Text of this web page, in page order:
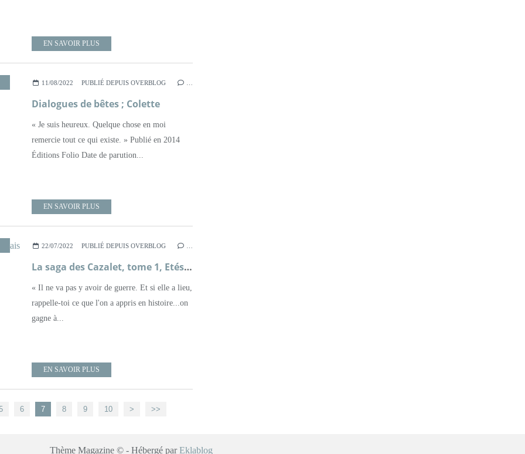
EN SAVOIR PLUS
THÉÂTRE, XXÈME SIÈCLE
11/08/2022 PUBLIÉ DEPUIS OVERBLOG
Dialogues de bêtes ; Colette
« Je suis heureux. Quelque chose en moi
remercie tout ce qui existe. » Publié en 2014
Éditions Folio Date de parution...
EN SAVOIR PLUS
,ROMAN,SAGA FAMILIALE,SECONDE GUERRE MONDIALE
22/07/2022 PUBLIÉ DEPUIS OVERBLOG
La saga des Cazalet, tome 1, Etés anglais ; Elizabeth Jane Howard
« Il ne va pas y avoir de guerre. Et si elle a lieu,
rappelle-toi ce que l'on a appris en histoire...on
gagne à...
EN SAVOIR PLUS
6 7 8 9 10 20
> >>
Thème Magazine © - Hébergé parEklablog